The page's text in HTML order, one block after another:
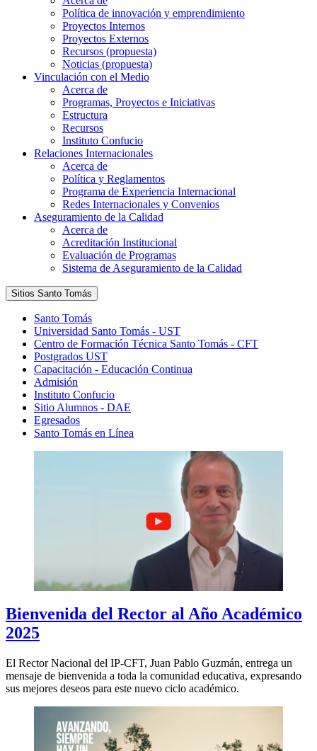
Política de innovación y emprendimiento
Proyectos Internos
Proyectos Externos
Recursos (propuesta)
Noticias (propuesta)
Vinculación con el Medio
Acerca de
Programas, Proyectos e Iniciativas
Estructura
Recursos
Instituto Confucio
Relaciones Internacionales
Acerca de
Política y Reglamentos
Programa de Experiencia Internacional
Redes Internacionales y Convenios
Aseguramiento de la Calidad
Acerca de
Acreditación Institucional
Evaluación de Programas
Sistema de Aseguramiento de la Calidad
Sitios Santo Tomás
Santo Tomás
Universidad Santo Tomás - UST
Centro de Formación Técnica Santo Tomás - CFT
Postgrados UST
Capacitación - Educación Continua
Admisión
Instituto Confucio
Sitio Alumnos - DAE
Egresados
Santo Tomás en Línea
Bienvenida del Rector al Año Académico
2025
El Rector Nacional del IP-CFT, Juan Pablo Guzmán, entrega un
mensaje de bienvenida a toda la comunidad educativa, expresando
sus mejores deseos para este nuevo ciclo académico.